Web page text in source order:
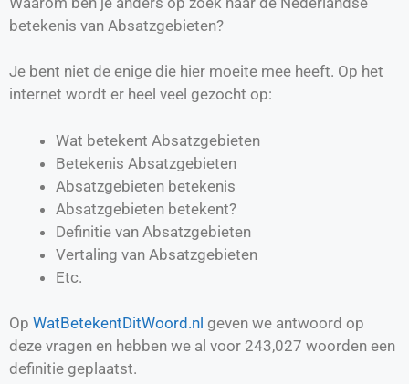
betekenis van Absatzgebieten?
Je bent niet de enige die hier moeite mee heeft. Op het
internet wordt er heel veel gezocht op:
Wat betekent Absatzgebieten
Betekenis Absatzgebieten
Absatzgebieten betekenis
Absatzgebieten betekent?
Definitie van Absatzgebieten
Vertaling van Absatzgebieten
Etc.
Op WatBetekentDitWoord.nl geven we antwoord op
deze vragen en hebben we al voor 243,027 woorden een
definitie geplaatst.